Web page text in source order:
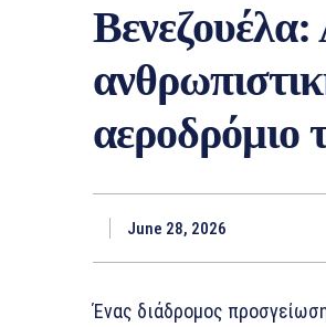
αεροδρόμιο
June 28, 2026
Ένας διάδρομος